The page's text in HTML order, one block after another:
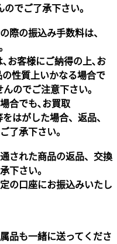
でご了承下さい。
際の振込み手数料は、
お客様にご納得の上､お
性質上いかなる場合で
のでご注意下さい｡
合でも､お買取
はがした場合、返品、
了承下さい。
された商品の返品、交換
下さい。
の口座にお振込みいたし
品も一緒に送ってくださ